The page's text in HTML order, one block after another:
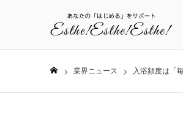
業界ニュース 入浴頻度は「